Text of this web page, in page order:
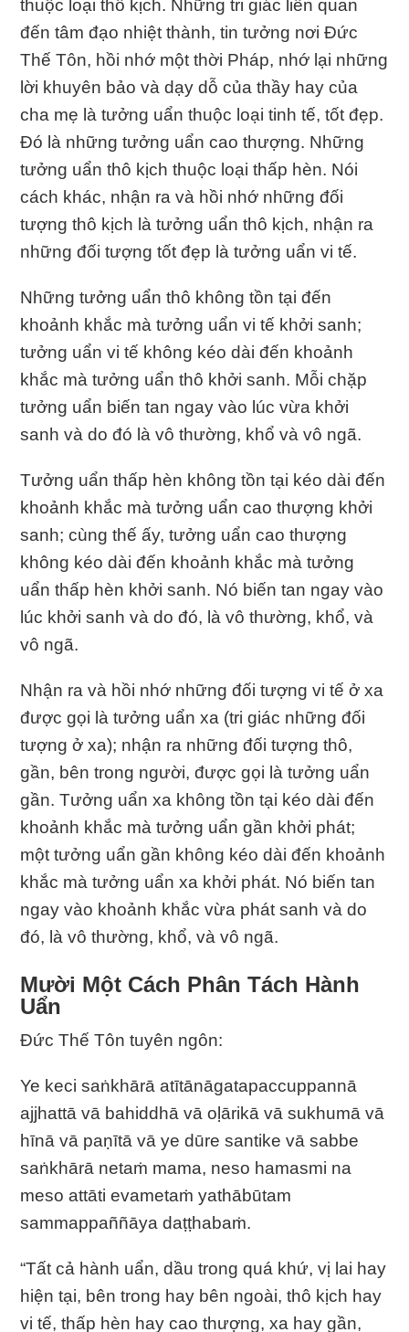
thuộc loại thô kịch. Những tri giác liên quan
đến tâm đạo nhiệt thành, tin tưởng nơi Ðức
Thế Tôn, hồi nhớ một thời Pháp, nhớ lại những
lời khuyên bảo và dạy dỗ của thầy hay của
cha mẹ là tưởng uẩn thuộc loại tinh tế, tốt đẹp.
Ðó là những tưởng uẩn cao thượng. Những
tưởng uẩn thô kịch thuộc loại thấp hèn. Nói
cách khác, nhận ra và hồi nhớ những đối
tượng thô kịch là tưởng uẩn thô kịch, nhận ra
những đối tượng tốt đẹp là tưởng uẩn vi tế.
Những tưởng uẩn thô không tồn tại đến
khoảnh khắc mà tưởng uẩn vi tế khởi sanh;
tưởng uẩn vi tế không kéo dài đến khoảnh
khắc mà tưởng uẩn thô khởi sanh. Mỗi chặp
tưởng uẩn biến tan ngay vào lúc vừa khởi
sanh và do đó là vô thường, khổ và vô ngã.
Tưởng uẩn thấp hèn không tồn tại kéo dài đến
khoảnh khắc mà tưởng uẩn cao thượng khởi
sanh; cùng thế ấy, tưởng uẩn cao thượng
không kéo dài đến khoảnh khắc mà tưởng
uẩn thấp hèn khởi sanh. Nó biến tan ngay vào
lúc khởi sanh và do đó, là vô thường, khổ, và
vô ngã.
Nhận ra và hồi nhớ những đối tượng vi tế ở xa
được gọi là tưởng uẩn xa (tri giác những đối
tượng ở xa); nhận ra những đối tượng thô,
gần, bên trong người, được gọi là tưởng uẩn
gần. Tưởng uẩn xa không tồn tại kéo dài đến
khoảnh khắc mà tưởng uẩn gần khởi phát;
một tưởng uẩn gần không kéo dài đến khoảnh
khắc mà tưởng uẩn xa khởi phát. Nó biến tan
ngay vào khoảnh khắc vừa phát sanh và do
đó, là vô thường, khổ, và vô ngã.
Mười Một Cách Phân Tách Hành
Uẩn
Ðức Thế Tôn tuyên ngôn:
Ye keci saṅkhārā atītānāgatapaccuppannā
ajjhattā vā bahiddhā vā oḷārikā vā sukhumā vā
hīnā vā paṇītā vā ye dūre santike vā sabbe
saṅkhārā netaṁ mama, neso hamasmi na
meso attāti evametaṁ yathābūtam
sammappaññāya daṭṭhabaṁ.
“Tất cả hành uẩn, dầu trong quá khứ, vị lai hay
hiện tại, bên trong hay bên ngoài, thô kịch hay
vi tế, thấp hèn hay cao thượng, xa hay gần,